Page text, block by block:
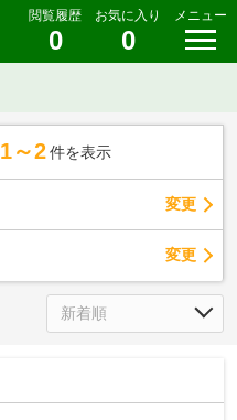
閲覧履歴
0
お気に入り
0
メニュー
1～2 件を表示
変更
変更